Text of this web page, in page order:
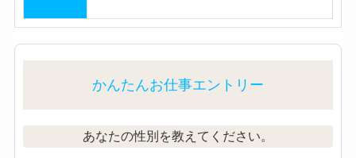
かんたんお仕事エントリー
あなたの性別を教えてください。